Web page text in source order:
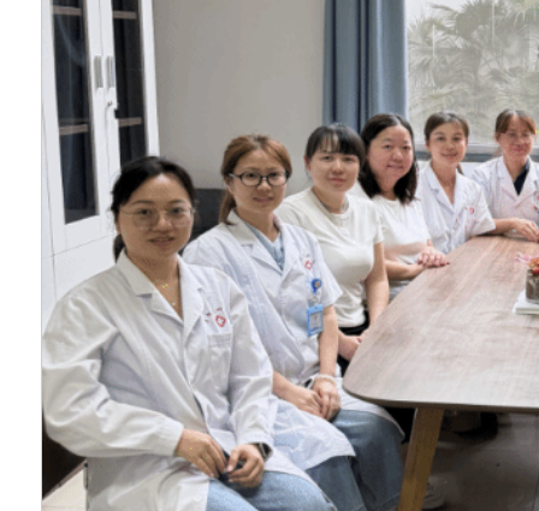
与会医护人员表示，
提升专业能力，以更
康，为平安校园、健